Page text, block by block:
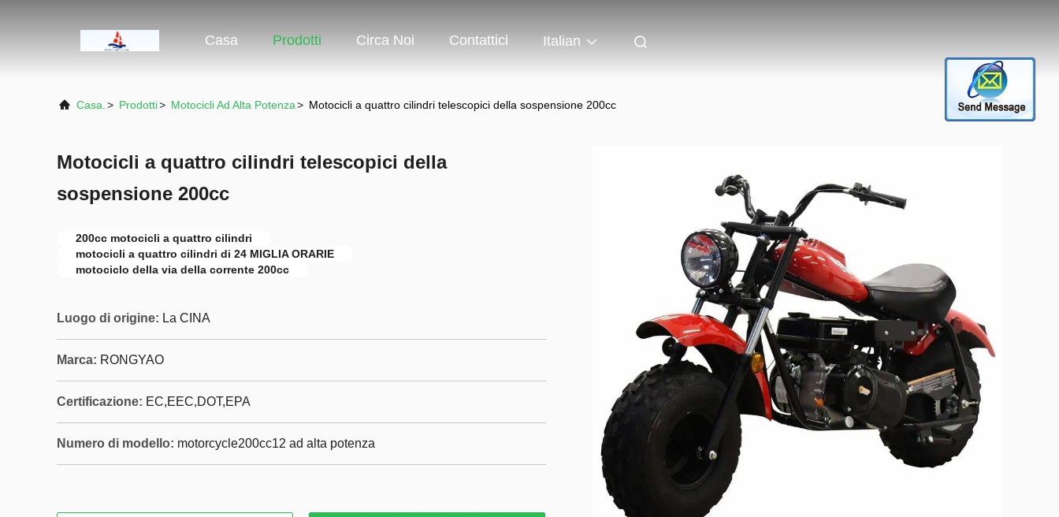
Casa Prodotti Circa Noi Contattici Italian
Casa. > Prodotti> Motocicli Ad Alta Potenza> Motocicli a quattro cilindri telescopici della sospensione 200cc
Motocicli a quattro cilindri telescopici della
sospensione 200cc
200cc motocicli a quattro cilindri
motocicli a quattro cilindri di 24 MIGLIA ORARIE
motociclo della via della corrente 200cc
Luogo di origine: La CINA
Marca: RONGYAO
Certificazione: EC,EEC,DOT,EPA
Numero di modello: motorcycle200cc12 ad alta potenza